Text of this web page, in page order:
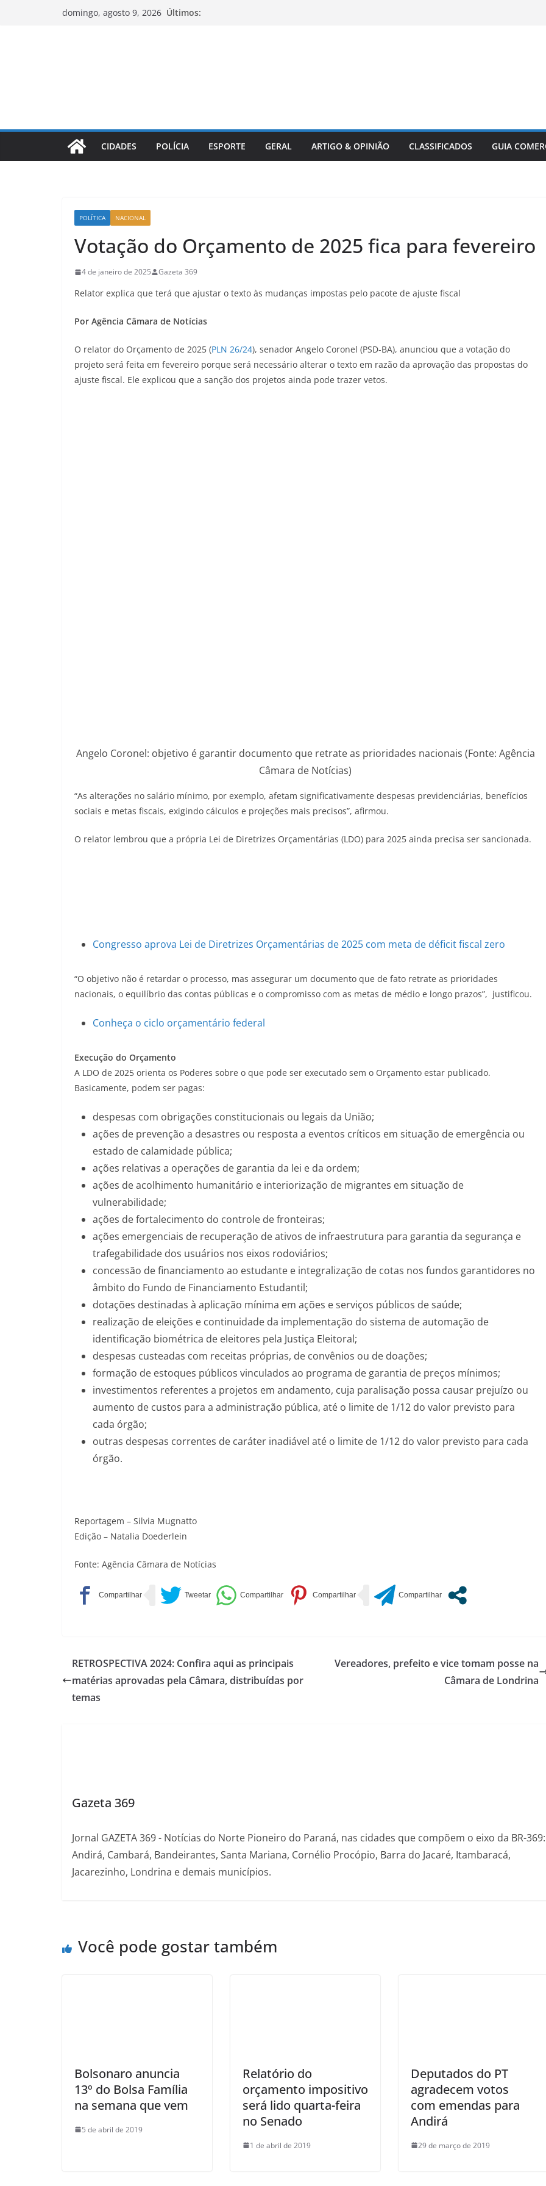
domingo, agosto 9, 2026 Últimos:
CIDADES POLÍCIA ESPORTE GERAL ARTIGO & OPINIÃO CLASSIFICADOS GUIA
POLÍTICA NACIONAL
Votação do Orçamento de 2025 fica para fevereiro
4 de janeiro de 2025 Gazeta 369
Relator explica que terá que ajustar o texto às mudanças impostas pelo pacote de ajuste fiscal
Por Agência Câmara de Notícias
O relator do Orçamento de 2025 (PLN 26/24), senador Angelo Coronel (PSD-BA), anunciou que a votação do
projeto será feita em fevereiro porque será necessário alterar o texto em razão da aprovação das propostas do
ajuste fiscal. Ele explicou que a sanção dos projetos ainda pode trazer vetos.
Angelo Coronel: objetivo é garantir documento que retrate as prioridades nacionais (Fonte: Agência
Câmara de Notícias)
“As alterações no salário mínimo, por exemplo, afetam significativamente despesas previdenciárias, benefícios
sociais e metas fiscais, exigindo cálculos e projeções mais precisos”, afirmou.
O relator lembrou que a própria Lei de Diretrizes Orçamentárias (LDO) para 2025 ainda precisa ser sancionada.
Congresso aprova Lei de Diretrizes Orçamentárias de 2025 com meta de déficit fiscal zero
“O objetivo não é retardar o processo, mas assegurar um documento que de fato retrate as prioridades
nacionais, o equilíbrio das contas públicas e o compromisso com as metas de médio e longo prazos”, justificou.
Conheça o ciclo orçamentário federal
Execução do Orçamento
A LDO de 2025 orienta os Poderes sobre o que pode ser executado sem o Orçamento estar publicado.
Basicamente, podem ser pagas:
despesas com obrigações constitucionais ou legais da União;
ações de prevenção a desastres ou resposta a eventos críticos em situação de emergência ou
estado de calamidade pública;
ações relativas a operações de garantia da lei e da ordem;
ações de acolhimento humanitário e interiorização de migrantes em situação de
vulnerabilidade;
ações de fortalecimento do controle de fronteiras;
ações emergenciais de recuperação de ativos de infraestrutura para garantia da segurança e
trafegabilidade dos usuários nos eixos rodoviários;
concessão de financiamento ao estudante e integralização de cotas nos fundos garantidores no
âmbito do Fundo de Financiamento Estudantil;
dotações destinadas à aplicação mínima em ações e serviços públicos de saúde;
realização de eleições e continuidade da implementação do sistema de automação de
identificação biométrica de eleitores pela Justiça Eleitoral;
despesas custeadas com receitas próprias, de convênios ou de doações;
formação de estoques públicos vinculados ao programa de garantia de preços mínimos;
investimentos referentes a projetos em andamento, cuja paralisação possa causar prejuízo ou
aumento de custos para a administração pública, até o limite de 1/12 do valor previsto para
cada órgão;
outras despesas correntes de caráter inadiável até o limite de 1/12 do valor previsto para cada
órgão.
Reportagem – Silvia Mugnatto
Edição – Natalia Doederlein
Fonte: Agência Câmara de Notícias
RETROSPECTIVA 2024: Confira aqui as principais
matérias aprovadas pela Câmara, distribuídas por
temas
Vereadores, prefeito e vice tomam posse na
Câmara de Londrina
Gazeta 369
Jornal GAZETA 369 - Notícias do Norte Pioneiro do Paraná, nas cidades que compõem o eixo da BR-369:
Andirá, Cambará, Bandeirantes, Santa Mariana, Cornélio Procópio, Barra do Jacaré, Itambaracá,
Jacarezinho, Londrina e demais municípios.
Você pode gostar também
Bolsonaro anuncia
13º do Bolsa Família
na semana que vem
5 de abril de 2019
Relatório do
orçamento impositivo
será lido quarta-feira
no Senado
1 de abril de 2019
Deputados do PT
agradecem votos
com emendas para
Andirá
29 de março de 2019